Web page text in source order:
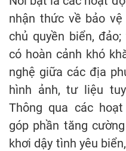
nhận thức về bảo
chủ quyền biển,
có hoàn cảnh khó
nghệ giữa các địa
hình ảnh, tư liệu
Thông qua các
góp phần tăng
khơi dậy tình yêu